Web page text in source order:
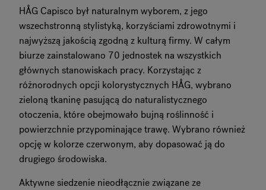
HÅG Capisco był naturalnym wyborem, z jego
wszechstronną stylistyką, korzyściami zdrowotnymi i
najwyższą jakością zgodną z kulturą firmy. W całym
biurze zainstalowano 70 jednostek na wszystkich
głównych stanowiskach pracy. Korzystając z
różnorodnych opcji kolorystycznych HÅG, wybrano
zieloną tkaninę pasującą do naturalistycznego
otoczenia, które obejmowało bujną roślinność i
powierzchnie przypominające trawę. Wybrano również
opcję w kolorze czerwonym, aby dopasować ją do
drugiego środowiska.
Aktywne siedzenie nieodłącznie związane ze